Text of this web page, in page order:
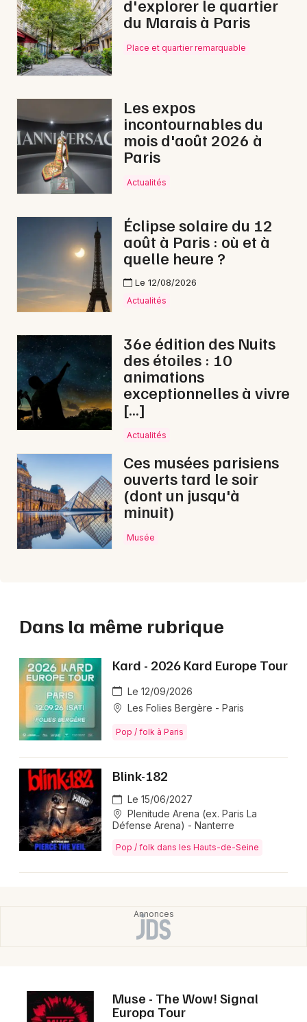
d'explorer le quartier
du Marais à Paris
Place et quartier remarquable
Les expos
incontournables du
mois d'août 2026 à
Paris
Actualités
Éclipse solaire du 12
août à Paris : où et à
quelle heure ?
Le 12/08/2026
Actualités
36e édition des Nuits
des étoiles : 10
animations
exceptionnelles à vivre
[…]
Actualités
Ces musées parisiens
ouverts tard le soir
(dont un jusqu'à
minuit)
Musée
Dans la même rubrique
Kard - 2026 Kard Europe Tour
Le 12/09/2026
Les Folies Bergère - Paris
Pop / folk à Paris
Blink-182
Le 15/06/2027
Plenitude Arena (ex. Paris La
Défense Arena) - Nanterre
Pop / folk dans les Hauts-de-Seine
Muse - The Wow! Signal
Europa Tour